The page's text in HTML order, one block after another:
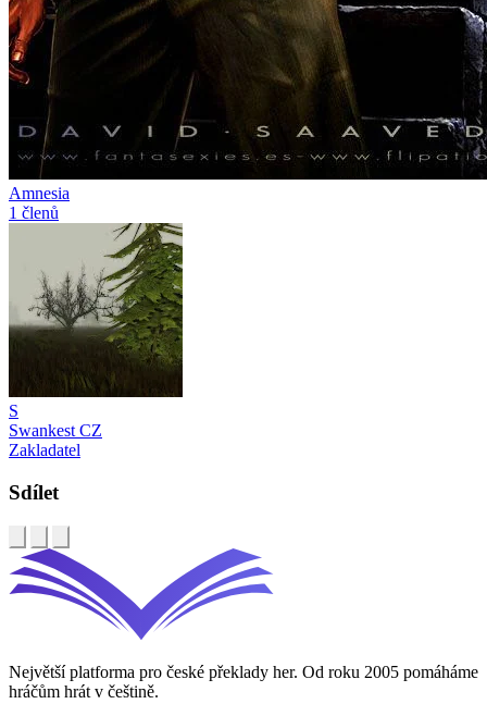
Amnesia
1 členů
S
Swankest CZ
Zakladatel
Sdílet
Největší platforma pro české překlady her. Od roku 2005 pomáháme
hráčům hrát v češtině.